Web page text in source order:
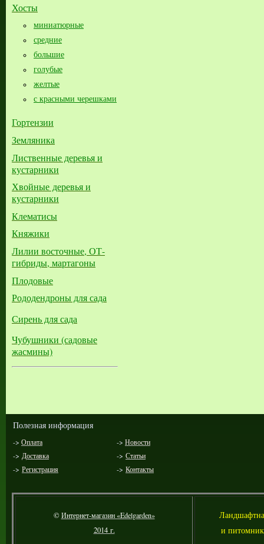
Хосты
миниатюрные
средние
большие​
голубые
желтые
с красными черешками
Гортензии
Земляника
Лиственные деревья и
кустарники
Хвойные деревья и
кустарники
Клематисы
Княжики
Лилии восточные, ОТ-
гибриды, мартагоны
Плодовые
Рододендроны для сада
Сирень для сада
Чубушники (садовые
жасмины)
Полезная информация
-> Оплата -> Новости
-> Доставка -> Статьи
-> Регистрация -> Контакты
©Интернет-магазин «Edelgarden»
2014 г.
Л
и питомник